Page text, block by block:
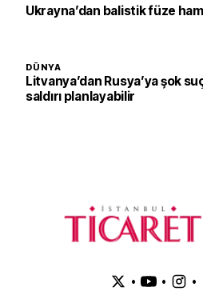
Ukrayna’dan balistik füze
DÜNYA
Litvanya’dan Rusya’ya şok
saldırı planlayabilir
• • •